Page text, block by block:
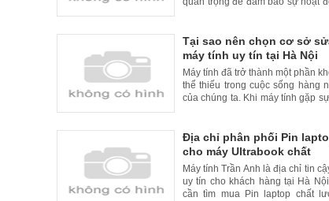
tiện lợi cho khách hàng, nhiều cơ
sửa laptop uy tín đã cung cấp dịch
sửa chữa tại nhà. Trong bài viết
chúng
Tại sao nên chọn cơ sở
máy tính uy tín tại Hà Nội
Máy tính đã trở thành một phần
thể thiếu trong cuộc sống hàng
của chúng ta. Khi máy tính gặp
nhiều cơ sở sửa máy tính uy tín
chất lượng. Trong bài viết này,
tôi xin giới thiệu lý do nên chọn cơ
Địa chỉ phân phối Pin
cho máy Ultrabook chất
lượng cao và uy tín tại Hà
Máy tính Trần Anh là địa chỉ tin
uy tín cho khách hàng tại Hà
cần tìm mua Pin laptop chất